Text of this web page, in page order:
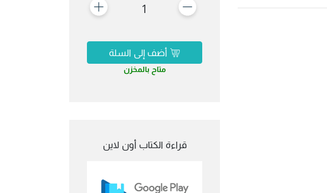
1
أضف إلى السلة
متاح بالمخزن
قراءة الكتاب أون لاين